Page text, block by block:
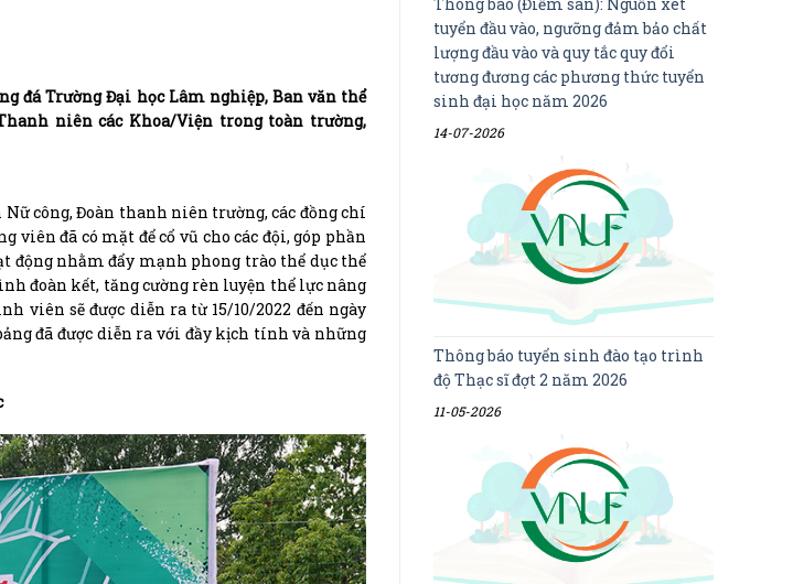
đá Trường Đại học Lâm nghiệp, Ban văn thể
niên các Khoa/Viện trong toàn trường,
công, Đoàn thanh niên trường, các đồng chí
viên đã có mặt để cổ vũ cho các đội, góp phần
động nhằm đẩy mạnh phong trào thể dục thể
đoàn kết, tăng cường rèn luyện thể lực nâng
viên sẽ được diễn ra từ 15/10/2022 đến ngày
đã được diễn ra với đầy kịch tính và những
tuyển đầu vào, ngưỡng đảm bảo chất
lượng đầu vào và quy tắc quy đổi
tương đương các phương thức tuyển
sinh đại học năm 2026
14-07-2026
Thông báo tuyển sinh đào tạo trình
độ Thạc sĩ đợt 2 năm 2026
11-05-2026